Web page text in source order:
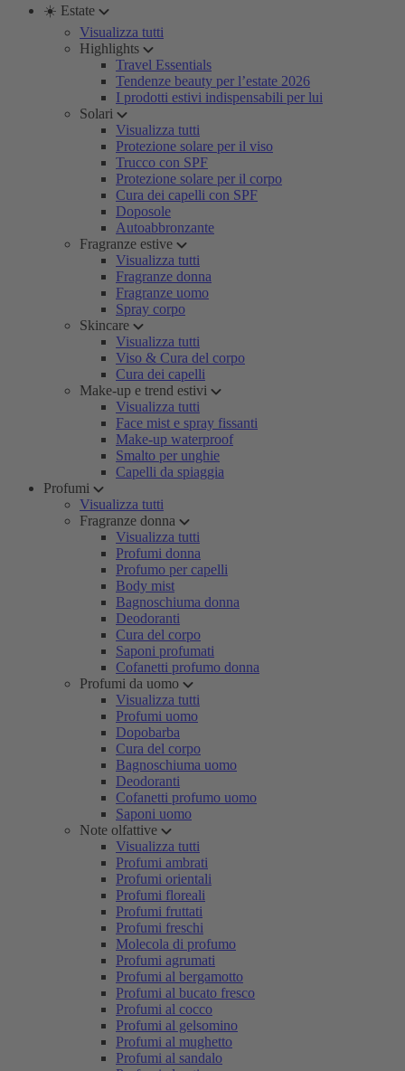
☀️ Estate
Visualizza tutti
Highlights
Travel Essentials
Tendenze beauty per l’estate 2026
I prodotti estivi indispensabili per lui
Solari
Visualizza tutti
Protezione solare per il viso
Trucco con SPF
Protezione solare per il corpo
Cura dei capelli con SPF
Doposole
Autoabbronzante
Fragranze estive
Visualizza tutti
Fragranze donna
Fragranze uomo
Spray corpo
Skincare
Visualizza tutti
Viso & Cura del corpo
Cura dei capelli
Make-up e trend estivi
Visualizza tutti
Face mist e spray fissanti
Make-up waterproof
Smalto per unghie
Capelli da spiaggia
Profumi
Visualizza tutti
Fragranze donna
Visualizza tutti
Profumi donna
Profumo per capelli
Body mist
Bagnoschiuma donna
Deodoranti
Cura del corpo
Saponi profumati
Cofanetti profumo donna
Profumi da uomo
Visualizza tutti
Profumi uomo
Dopobarba
Cura del corpo
Bagnoschiuma uomo
Deodoranti
Cofanetti profumo uomo
Saponi uomo
Note olfattive
Visualizza tutti
Profumi ambrati
Profumi orientali
Profumi floreali
Profumi fruttati
Profumi freschi
Molecola di profumo
Profumi agrumati
Profumi al bergamotto
Profumi al bucato fresco
Profumi al cocco
Profumi al gelsomino
Profumi al mughetto
Profumi al sandalo